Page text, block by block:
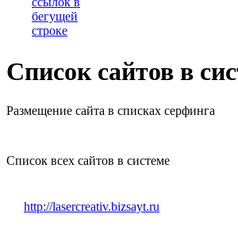
Список сайтов в
Размещение сайта в списках серфинга
Список всех сайтов в системе
http://lasercreativ.bizsayt.ru